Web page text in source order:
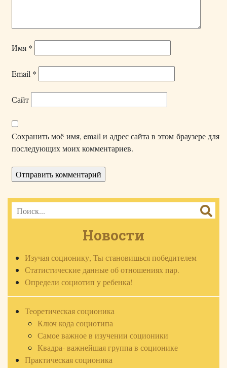
Имя *
Email *
Сайт
Сохранить моё имя, email и адрес сайта в этом браузере для
последующих моих комментариев.
Новости
Изучая соционику, Ты становишься победителем
Статистические данные об отношениях пар.
Определи социотип у ребенка!
Теоретическая соционика
Ключ кода социотипа
Самое важное в изучении соционики
Квадра- важнейшая группа в соционике
Практическая соционика